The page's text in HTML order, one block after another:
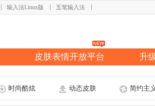
输入法Linux版 五笔输入法
皮肤表情开放平台 升
时尚酷炫 动态皮肤 简约主